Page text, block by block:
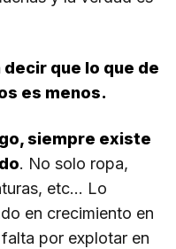
que lo que de
es menos.
siempre existe
. No solo ropa,
etc… Lo
en crecimiento en
por explotar en